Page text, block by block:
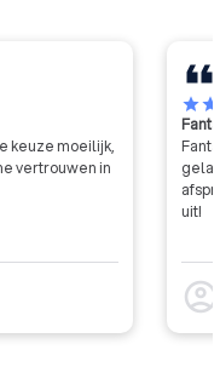
keuze moeilijk,
vertrouwen in
starstar
uit!
account_circle